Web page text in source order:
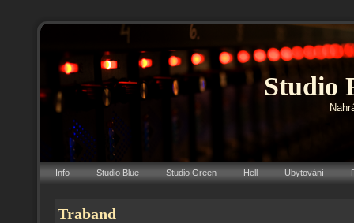
Studio
Info Studio Blue Studio Green Hell Ubytování
Traband